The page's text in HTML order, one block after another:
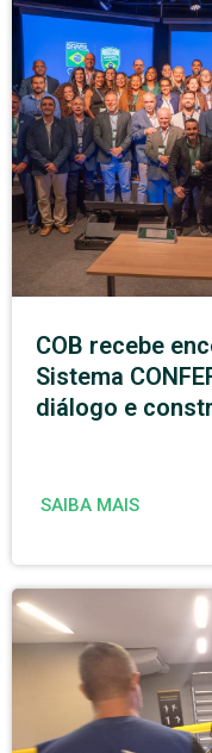
COB recebe
Sistema
diálogo e
SAIBA MAIS